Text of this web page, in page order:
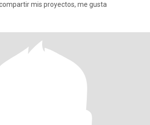
mis proyectos, me gusta